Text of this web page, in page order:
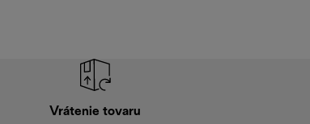
Vrátenie tovaru